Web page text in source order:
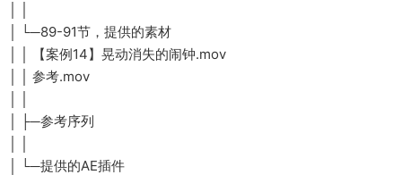
│ └─89-91节，提供的素材
│ │ 【案例14】晃动消失的闹钟.mov
│ │ 参考.mov
│ ├─参考序列
│ └─提供的AE插件